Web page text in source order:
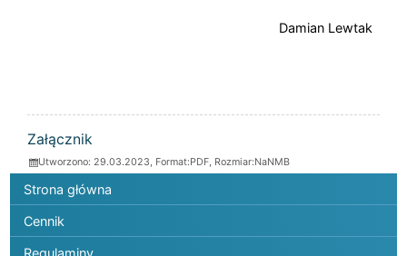
Damian Lewtak
ZAŁĄCZNIKI
Załącznik
Utworzono: 29.03.2023, Format:PDF, Rozmiar:NaNMB
Menu główne
Strona główna
Cennik
Regulaminy